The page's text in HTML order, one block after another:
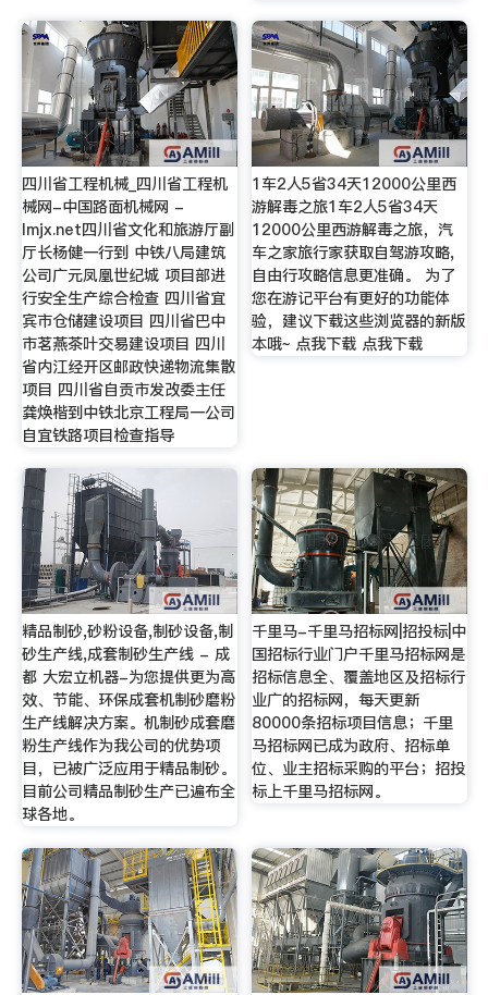
四川省工程机械_四川省工程机
械网-中国路面机械网 -
lmjx.net四川省文化和旅游厅副
厅长杨健一行到 中铁八局建筑
公司广元凤凰世纪城 项目部进
行安全生产综合检查 四川省宜
宾市仓储建设项目 四川省巴中
市茗燕茶叶交易建设项目 四川
省内江经开区邮政快递物流集散
项目 四川省自贡市发改委主任
龚焕楷到中铁北京工程局一公司
自宜铁路项目检查指导
1车2人5省34天12000公里西
游解毒之旅1车2人5省34天
12000公里西游解毒之旅，汽
车之家旅行家获取自驾游攻略,
自由行攻略信息更准确。 为了
您在游记平台有更好的功能体
验，建议下载这些浏览器的新版
本哦~ 点我下载 点我下载
精品制砂,砂粉设备,制砂设备,制
砂生产线,成套制砂生产线 - 成
都 大宏立机器-为您提供更为高
效、节能、环保成套机制砂磨粉
生产线解决方案。机制砂成套磨
粉生产线作为我公司的优势项
目，已被广泛应用于精品制砂。
目前公司精品制砂生产已遍布全
球各地。
千里马-千里马招标网|招投标|中
国招标行业门户千里马招标网是
招标信息全、覆盖地区及招标行
业广的招标网，每天更新
80000条招标项目信息；千里
马招标网已成为政府、招标单
位、业主招标采购的平台；招投
标上千里马招标网。